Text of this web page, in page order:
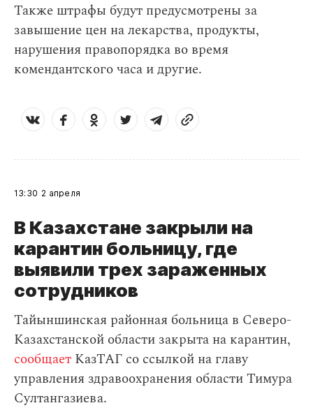
Также штрафы будут предусмотрены за
завышение цен на лекарства, продукты,
нарушения правопорядка во время
комендантского часа и другие.
13:30 2 апреля
В Казахстане закрыли на
карантин больницу, где
выявили трех зараженных
сотрудников
Тайыншинская районная больница в Северо-
Казахстанской области закрыта на карантин,
сообщает КазТАГ со ссылкой на главу
управления здравоохранения области Тимура
Султангазиева.